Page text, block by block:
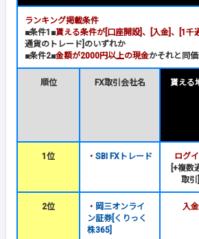
ランキング掲載条件
■条件1■貰える条件が[口座開設]、[入金]、[1千
通貨のトレード]のいずれか
■条件2■金額が2000円以上の現金かそれと同
順位 FX取引会社名 貰える
1位 ・ SBI FXトレード
ログ
[+複数
取引]
2位 ・ 岡三オンライ
ン証券[くりっく
株365]
入金